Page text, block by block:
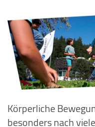
Körperliche
besonders nach